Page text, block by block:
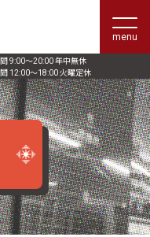
menu
9:00〜20:00 年中無休
12:00〜18:00 火曜定休